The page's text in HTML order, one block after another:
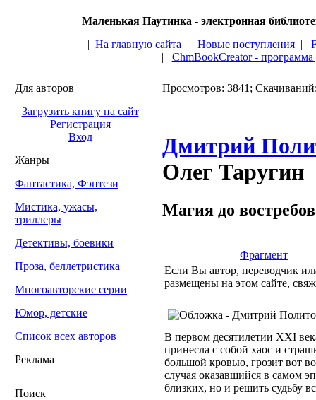
Маленькая Паутинка - электронная
| На главную сайта | Новые поступления |
| ChmBookCreator -
Для авторов
Загрузить книгу на сайт
Регистрация
Вход
Жанры
Фантастика, Фэнтези
Мистика, ужасы,
триллеры
Детективы, боевики
Проза, беллетристика
Многоавторские серии
Юмор, детские
Список всех авторов
Реклама
Поиск
Просмотров: 3841;
Дмитрий
Олег Таругин
Магия до
Фрагмент
Если Вы автор, переводчик
размещены на этом сайте,
В первом десятилетии XXI
принесла с собой хаос и
большой кровью, грозит вот
случая оказавшийся в самом
близких, но и решить судьбу